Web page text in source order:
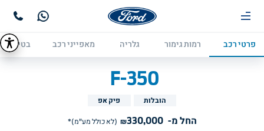
פרטי רכב רמות גימור גלריה מאפייני רכב בטיחות
F-350
הובלות פיק אפ
החל מ- 330,000
₪ (לא כולל מע"מ)*